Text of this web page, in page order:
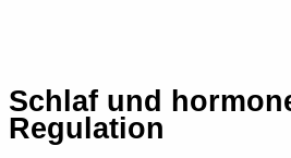
Schlaf und
Regulation